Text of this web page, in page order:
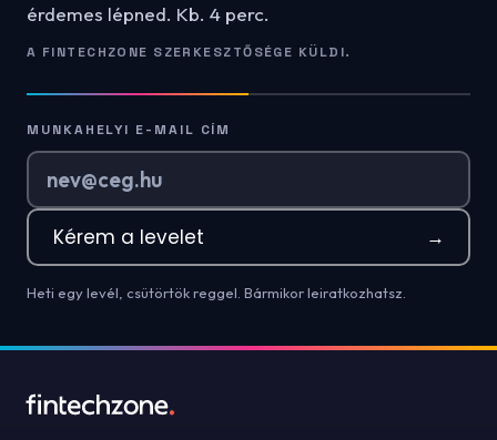
érdemes lépned. Kb. 4 perc.
A FINTECHZONE SZERKESZTŐSÉGE KÜLDI.
MUNKAHELYI E-MAIL CÍM
Kérem a levelet →
Heti egy levél, csütörtök reggel. Bármikor leiratkozhatsz.